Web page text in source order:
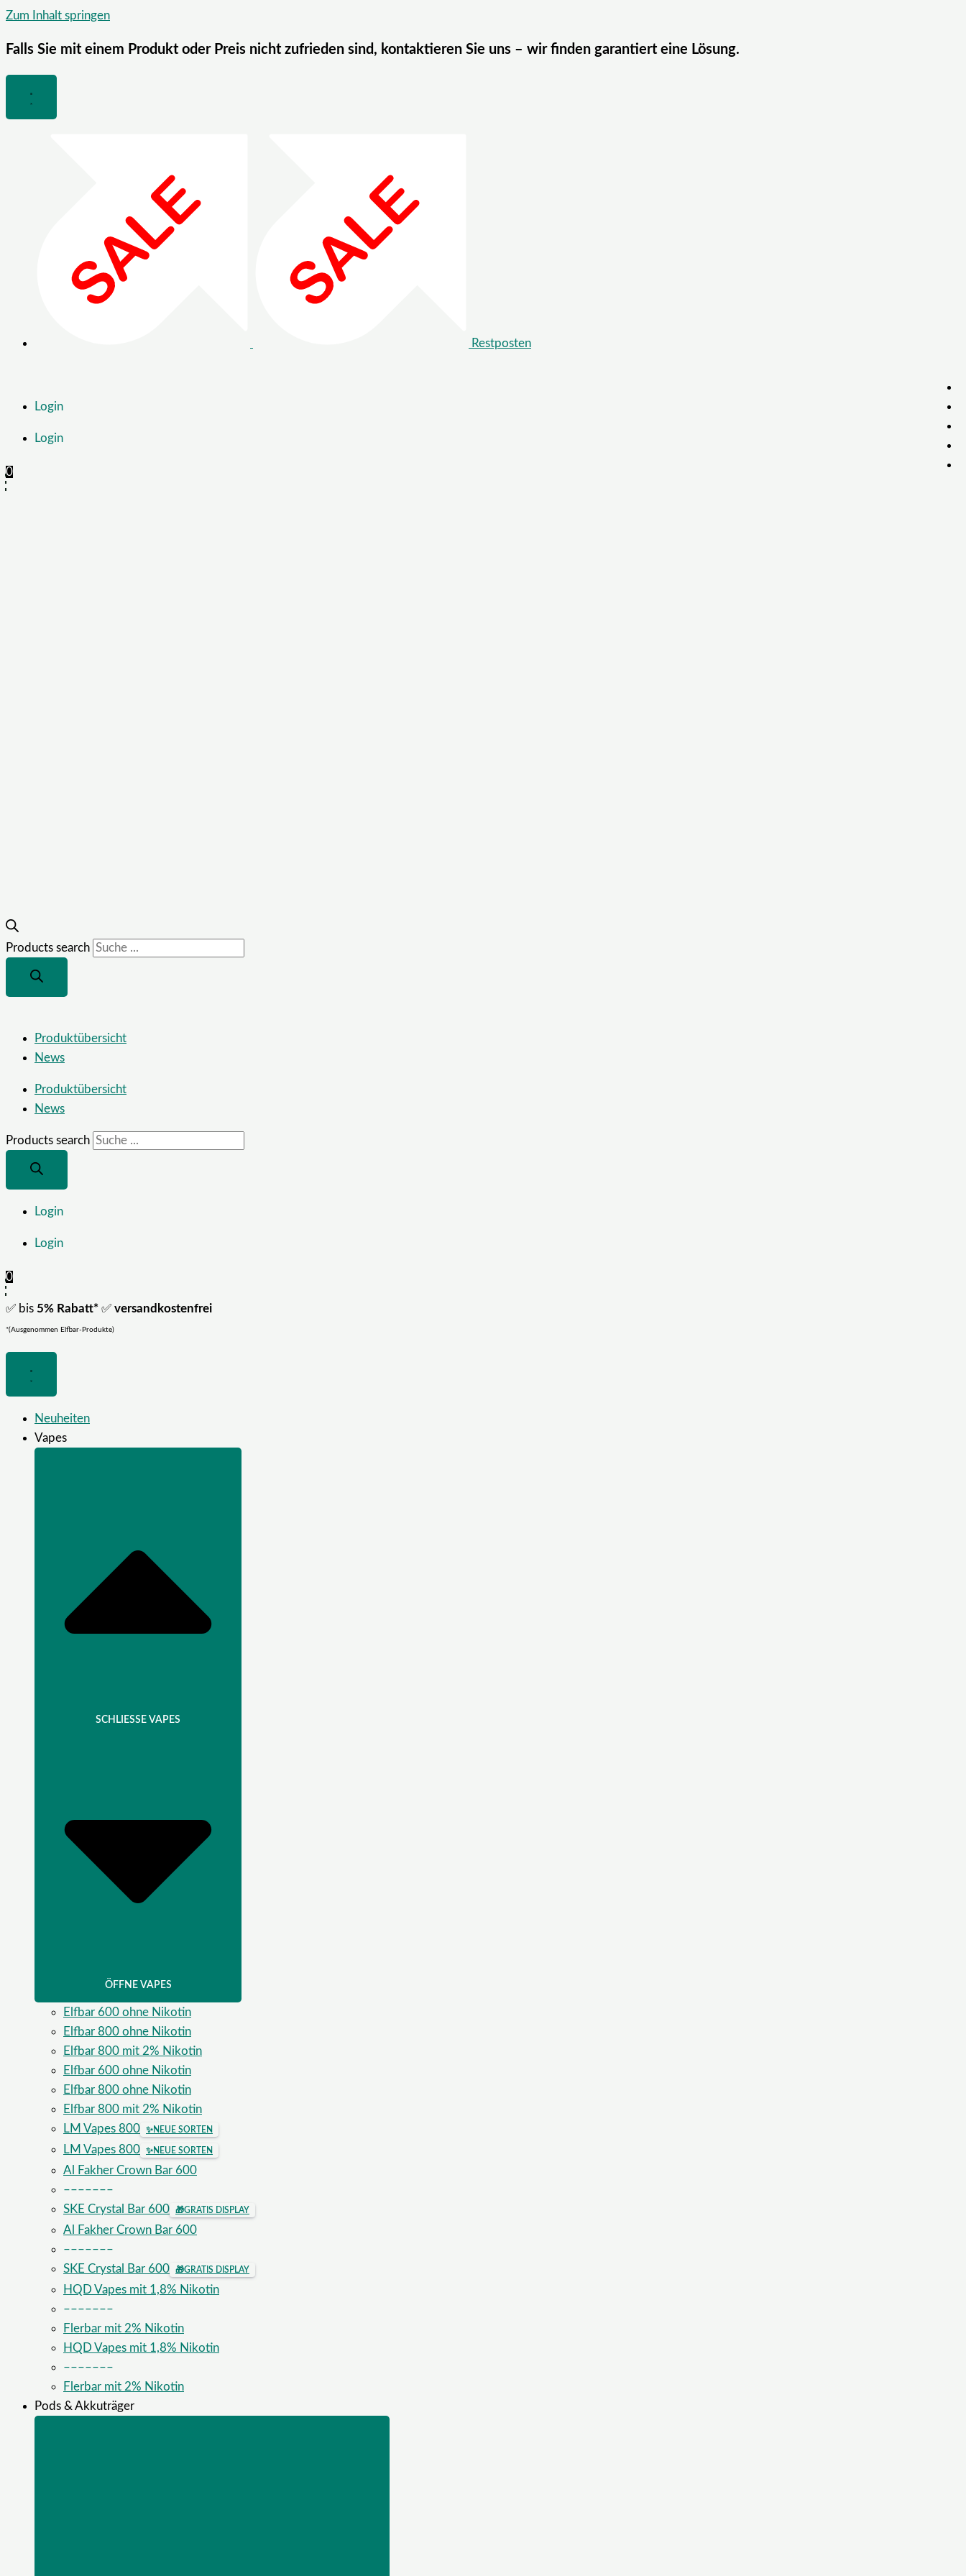
Zum Inhalt springen
Falls Sie mit einem Produkt oder Preis nicht zufrieden sind, kontaktieren Sie uns – wir finden garantiert eine Lösung.
Restposten
Login
Login
0
Products search
Produktübersicht
News
Produktübersicht
News
Products search
Login
Login
0
✅ bis 5% Rabatt* ✅ versandkostenfrei
*(Ausgenommen Elfbar-Produkte)
Neuheiten
Vapes
SCHLIESSE VAPES
ÖFFNE VAPES
Elfbar 600 ohne Nikotin
Elfbar 800 ohne Nikotin
Elfbar 800 mit 2% Nikotin
Elfbar 600 ohne Nikotin
Elfbar 800 ohne Nikotin
Elfbar 800 mit 2% Nikotin
LM Vapes 800
✨NEUE SORTEN
LM Vapes 800 ✨NEUE SORTEN
Al Fakher Crown Bar 600
–––––––
SKE Crystal Bar 600
🎁GRATIS DISPLAY
Al Fakher Crown Bar 600
–––––––
SKE Crystal Bar 600
🎁GRATIS DISPLAY
HQD Vapes mit 1,8% Nikotin
–––––––
Flerbar mit 2% Nikotin
HQD Vapes mit 1,8% Nikotin
–––––––
Flerbar mit 2% Nikotin
Pods & Akkuträger